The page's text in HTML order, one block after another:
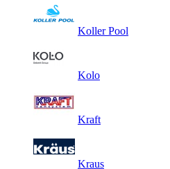
Koller Pool
Kolo
Kraft
Kraus